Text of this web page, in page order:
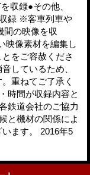
収録●その他、
録 ※客車列車や
間の映像を収
映像素材を編集し
をご容赦くださ
しているため、
重ねてご了承く
時間が収録内容と
鉄道会社のご協力
と機材の関係によ
ます。 2016年5